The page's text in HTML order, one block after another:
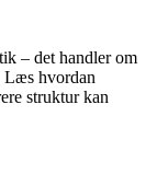
– det handler om
Læs hvordan
struktur kan